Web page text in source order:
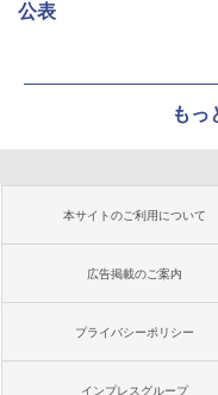
公表
もっ
本サイトのご利用について
広告掲載のご案内
プライバシーポリシー
インプレスグループ